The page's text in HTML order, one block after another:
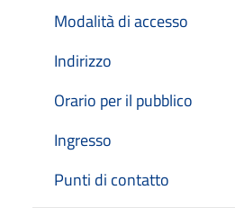
Modalità di accesso
Indirizzo
Orario per il pubblico
Ingresso
Punti di contatto